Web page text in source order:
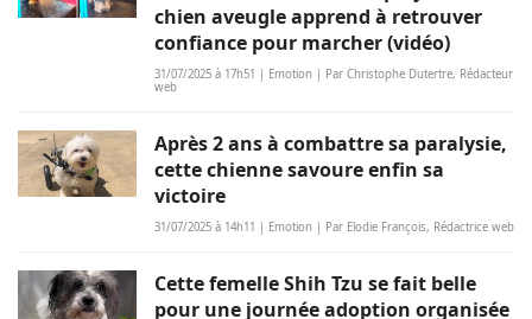
chien aveugle apprend à retrouver
confiance pour marcher (vidéo)
31/07/2025 à 17h51 | Emotion | Par Christophe Dutertre, Rédacteur
web
Après 2 ans à combattre sa paralysie,
cette chienne savoure enfin sa
victoire
31/07/2025 à 14h11 | Emotion | Par Elodie François, Rédactrice web
Cette femelle Shih Tzu se fait belle
pour une journée adoption organisée